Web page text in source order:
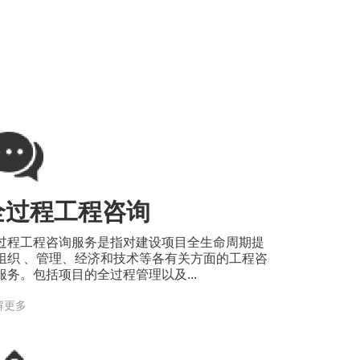
过程工程咨询
程工程咨询服务是指对建设项目全生命周期提
织 、管理、经济和技术等各有关方面的工程咨
务。包括项目的全过程管理以及...
更多